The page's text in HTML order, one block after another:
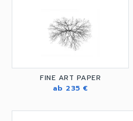
FINE ART PAPER
ab 235 €